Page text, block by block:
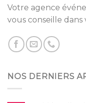
Votre agence
vous conseille dans
NOS DERNIERS